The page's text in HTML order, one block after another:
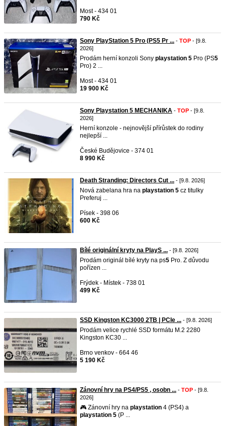
Most - 434 01
790 Kč
Sony PlayStation 5 Pro (PS5 Pr ... - TOP - [9.8.
2026]
Prodám herní konzoli Sony playstation 5 Pro (PS5
Pro) 2 ...
Most - 434 01
19 900 Kč
Sony Playstation 5 MECHANIKA - TOP - [9.8.
2026]
Herní konzole - nejnovější přírůstek do rodiny
nejlepší ...
České Budějovice - 374 01
8 990 Kč
Death Stranding: Directors Cut ... - [9.8. 2026]
Nová zabelana hra na playstation 5 cz titulky
Preferuj ...
Písek - 398 06
600 Kč
Bílé originální kryty na PlayS ... - [9.8. 2026]
Prodám originál bílé kryty na ps5 Pro. Z důvodu
pořízen ...
Frýdek - Místek - 738 01
499 Kč
SSD Kingston KC3000 2TB | PCIe ... - [9.8. 2026]
Prodám velice rychlé SSD formátu M.2 2280
Kingston KC30 ...
Brno venkov - 664 46
5 190 Kč
Zánovní hry na PS4/PS5 , osobn ... - TOP - [9.8.
2026]
🎮 Zánovní hry na playstation 4 (PS4) a
playstation 5 (P ...